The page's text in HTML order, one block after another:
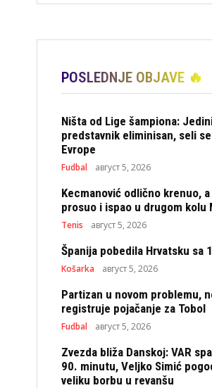
POSLEDNJE OBJAVE 🔥
Ništa od Lige šampiona:
predstavnik eliminisan, seli
Evrope
Fudbal август 5, 2026
Kecmanović odlično krenuo, a
prosuo i ispao u drugom kolu
Tenis август 5, 2026
Španija pobedila Hrvatsku sa
Košarka август 5, 2026
Partizan u novom problemu,
registruje pojačanje za Tobol
Fudbal август 5, 2026
Zvezda bliža Danskoj: VAR
90. minutu, Veljko Simić
veliku borbu u revanšu